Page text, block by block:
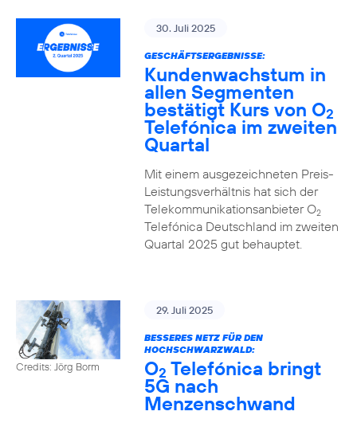
30. Juli 2025
GESCHÄFTSERGEBNISSE:
Kundenwachstum in
allen Segmenten
bestätigt Kurs von O2
Telefónica im zweiten
Quartal
Mit einem ausgezeichneten Preis-
Leistungsverhältnis hat sich der
Telekommunikationsanbieter O2
Telefónica Deutschland im zweiten
Quartal 2025 gut behauptet.
Credits: Jörg Borm
29. Juli 2025
BESSERES NETZ FÜR DEN
HOCHSCHWARZWALD:
O2 Telefónica bringt
5G nach
Menzenschwand